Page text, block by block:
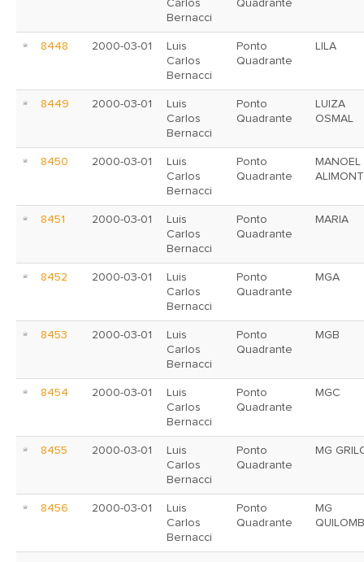
Carlos
Bernacci
Quadrante
8448 2000-03-01
Luis
Carlos
Bernacci
Ponto
Quadrante
LILA
8449 2000-03-01
Luis
Carlos
Bernacci
Ponto
Quadrante
LUIZA
OSMAL
8450 2000-03-01
Luis
Carlos
Bernacci
Ponto
Quadrante
MANOEL
8451 2000-03-01
Luis
Carlos
Bernacci
Ponto
Quadrante
MARIA
8452 2000-03-01
Luis
Carlos
Bernacci
Ponto
Quadrante
MGA
8453 2000-03-01
Luis
Carlos
Bernacci
Ponto
Quadrante
MGB
8454 2000-03-01
Luis
Carlos
Bernacci
Ponto
Quadrante
MGC
8455 2000-03-01
Luis
Carlos
Bernacci
Ponto
Quadrante
MG
8456 2000-03-01
Luis
Carlos
Bernacci
Ponto
Quadrante
MG